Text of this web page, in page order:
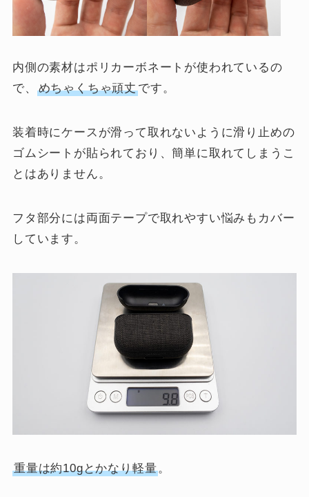
内側の素材はポリカーボネートが使われているの
で、
めちゃくちゃ頑丈です。
装着時にケースが滑って取れないように滑り止めの
ゴムシートが貼られており、簡単に取れてしまうこ
とはありません。
フタ部分には両面テープで取れやすい悩みもカバー
しています。
重量は約10gとかなり軽量。